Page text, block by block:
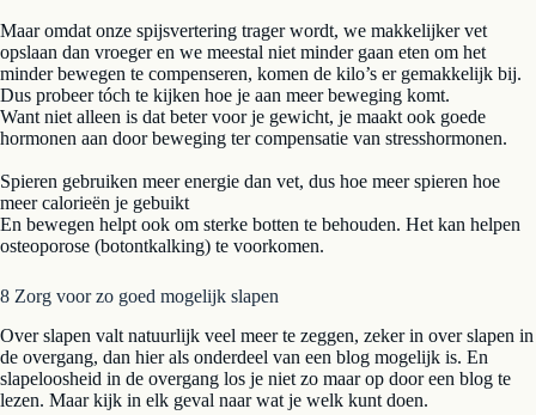
Maar omdat onze spijsvertering trager wordt, we makkelijker vet
opslaan dan vroeger en we meestal niet minder gaan eten om het
minder bewegen te compenseren, komen de kilo’s er gemakkelijk bij.
Dus probeer tóch te kijken hoe je aan meer beweging komt.
Want niet alleen is dat beter voor je gewicht, je maakt ook goede
hormonen aan door beweging ter compensatie van stresshormonen.
Spieren gebruiken meer energie dan vet, dus hoe meer spieren hoe
meer calorieën je gebuikt
En bewegen helpt ook om sterke botten te behouden. Het kan helpen
osteoporose (botontkalking) te voorkomen.
8 Zorg voor zo goed mogelijk slapen
Over slapen valt natuurlijk veel meer te zeggen, zeker in over slapen in
de overgang, dan hier als onderdeel van een blog mogelijk is. En
slapeloosheid in de overgang los je niet zo maar op door een blog te
lezen. Maar kijk in elk geval naar wat je welk kunt doen.